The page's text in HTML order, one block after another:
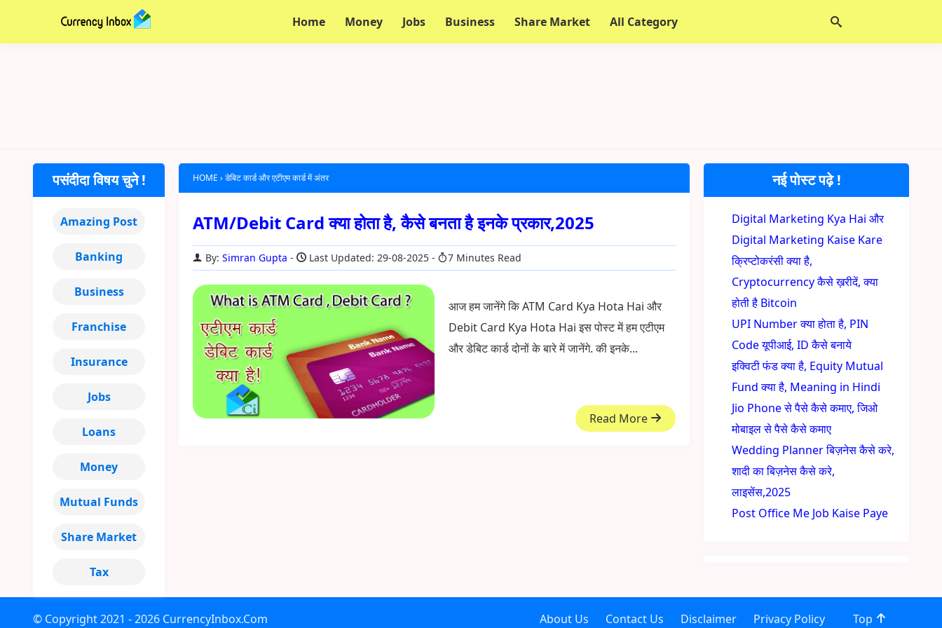
Home Money Jobs Business Share Market All Category
HOME ›डेबिट कार्ड और एटीएम कार्ड में अंतर
ATM/Debit Card क्या होता है, कैसे बनता है इनके प्रकार,2025
By:Simran Gupta Last Updated: 29-08-2025 7 Minutes Read
आज हम जानेंगे कि ATM Card Kya Hota Hai और
Debit Card Kya Hota Hai इस पोस्ट में हम एटीएम
और डेबिट कार्ड दोनों के बारे में जानेंगे. की इनके...
Read More
नई पोस्ट पढ़े !
Digital Marketing Kya Hai और
Digital Marketing Kaise Kare
क्रिप्टोकरंसी क्या है,
Cryptocurrency कैसे ख़रीदें, क्या
होती है Bitcoin
UPI Number क्या होता है, PIN
Code यूपीआई, ID कैसे बनाये
इक्विटी फंड क्या है, Equity Mutual
Fund क्या है, Meaning in Hindi
Jio Phone से पैसे कैसे कमाए, जिओ
मोबाइल से पैसे कैसे कमाए
Wedding Planner बिज़नेस कैसे करे,
शादी का बिज़नेस कैसे करे,
लाइसेंस,2025
Post Office Me Job Kaise Paye
पसंदीदा विषय चुने !
Amazing Post
Banking
Business
Franchise
Insurance
Jobs
Loans
Money
Mutual Funds
Share Market
Tax
© Copyright2021 - 2026 CurrencyInbox.Com About Us Contact Us Disclaimer Privacy Policy Top